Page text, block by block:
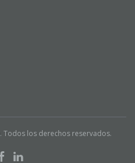
. Todos los derechos reservados.